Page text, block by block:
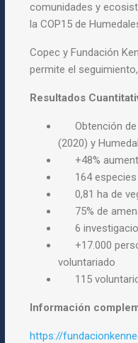
comunidades y
la COP15 de
Copec y Fundación
permite el
Resultados
Obtención de
(2020) y
+48%
164 especies
0,81 ha de
75% de
6
+17.000
voluntariado
115
Información
https://